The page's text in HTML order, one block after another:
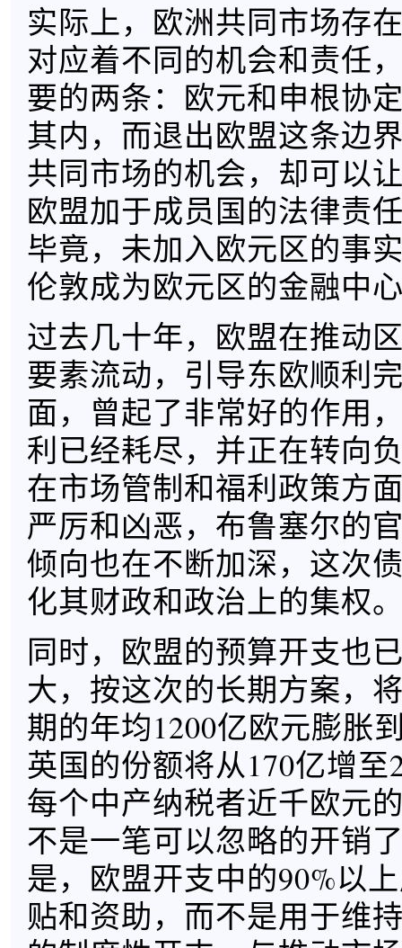
实际上，欧洲共同市场存
对应着不同的机会和责任
要的两条：欧元和申根协
其内，而退出欧盟这条边
共同市场的机会，却可以
欧盟加于成员国的法律责
毕竟，未加入欧元区的事
伦敦成为欧元区的金融中
过去几十年，欧盟在推动
要素流动，引导东欧顺利
面，曾起了非常好的作用
利已经耗尽，并正在转向
在市场管制和福利政策方
严厉和凶恶，布鲁塞尔的
倾向也在不断加深，这次
化其财政和政治上的集权
同时，欧盟的预算开支也
大，按这次的长期方案，
期的年均1200亿欧元膨胀
英国的份额将从170亿增至
每个中产纳税者近千欧元
不是一笔可以忽略的开销
是，欧盟开支中的90%以
贴和资助，而不是用于维